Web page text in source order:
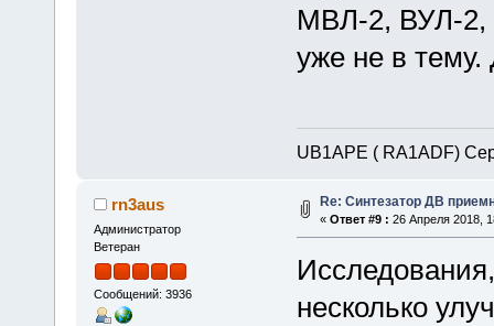
МВЛ-2, ВУЛ-2,
уже не в
UB1APE ( RA1ADF)
rn3aus
Администратор
Ветеран
Сообщений: 3936
Re: Синтезатор ДВ
« Ответ #9 : 26 Апреля 2018,
несколько